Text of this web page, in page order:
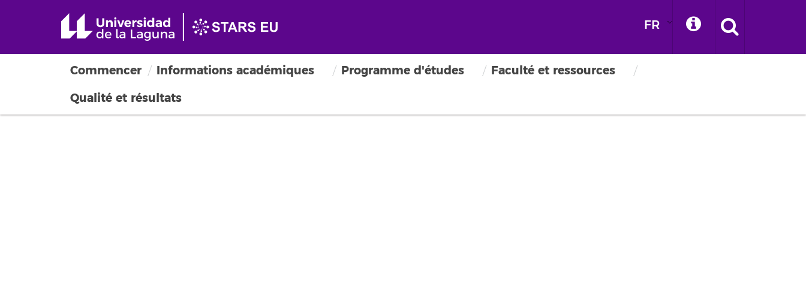
FR
Commencer Informations académiques Programme d'études
Faculté et ressources
Qualité et résultats